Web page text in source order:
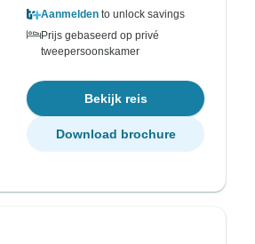
Aanmelden to unlock savings
Prijs gebaseerd op privé
tweepersoonskamer
Bekijk reis
Download brochure